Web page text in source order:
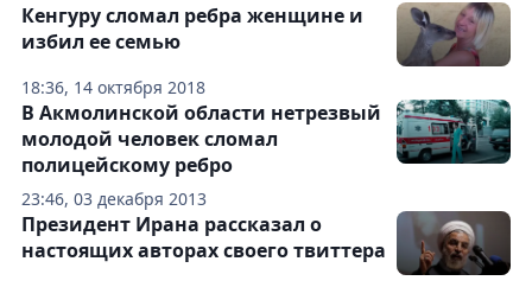
18:36, 14 октября 2018
Кенгуру сломал ребра женщине и
избил ее семью
23:46, 03 декабря 2013
В Акмолинской области нетрезвый
молодой человек сломал
полицейскому ребро
Президент Ирана рассказал о
настоящих авторах своего твиттера